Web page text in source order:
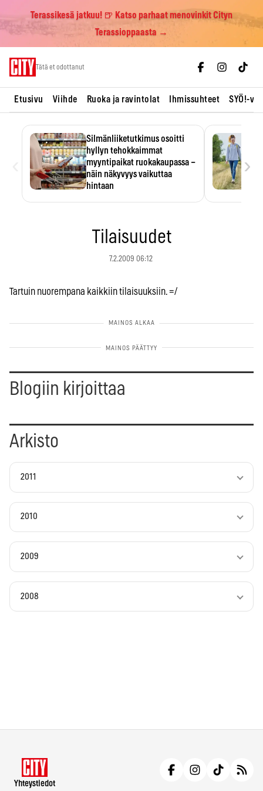
Terassikesä jatkuu! 🍺 Katso parhaat menovinkit Cityn
Terassioppaasta →
Tätä et odottanut
Etusivu Viihde Ruoka ja ravintolat Ihmissuhteet SYÖ!-
Silmänliiketutkimus osoitti
hyllyn tehokkaimmat
myyntipaikat ruokakaupassa –
näin näkyvyys vaikuttaa
hintaan
›
Tilaisuudet
7.2.2009 06:12
Tartuin nuorempana kaikkiin tilaisuuksiin. =/
Blogiin kirjoittaa
Arkisto
2011
2010
2009
2008
Yhteystiedot